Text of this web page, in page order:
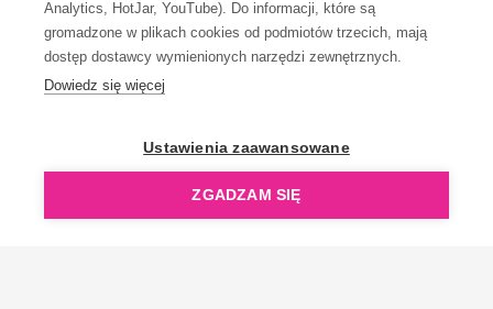
Analytics, HotJar, YouTube). Do informacji, które są
gromadzone w plikach cookies od podmiotów trzecich, mają
dostęp dostawcy wymienionych narzędzi zewnętrznych.
Dowiedz się więcej
Ustawienia zaawansowane
ZGADZAM SIĘ
OpenGift jest częścią ReflectGroup.